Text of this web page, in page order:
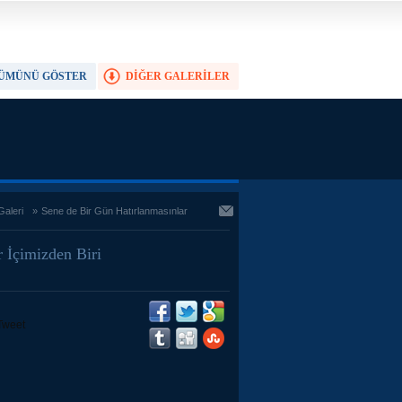
DİĞER GALERİLER
GÖSTER
» Sene de Bir Gün Hatırlanmasınlar
İçimizden Biri